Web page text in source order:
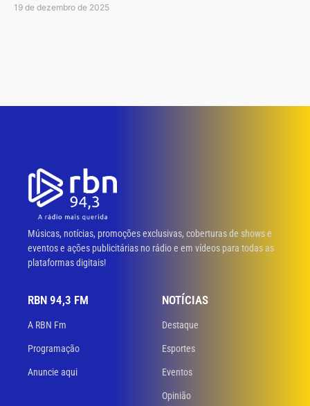
19 de dezembro de 2025
Músicas, notícias, promoções exclusivas, coberturas de shows e
eventos e ações publicitárias no rádio e em vídeos para todas as
plataformas digitais!
RBN 94,3 FM
A RBN Fm
Programação
Anuncie aqui
NOTÍCIAS
Destaque
Esportes
Eventos
Opinião